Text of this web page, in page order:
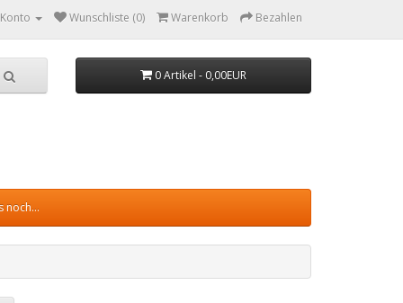
Wunschliste (0) Warenkorb Bezahlen
0 Artikel - 0,00EUR
noch...